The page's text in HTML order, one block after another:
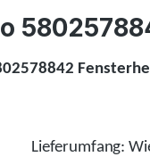
Lieferumfang: